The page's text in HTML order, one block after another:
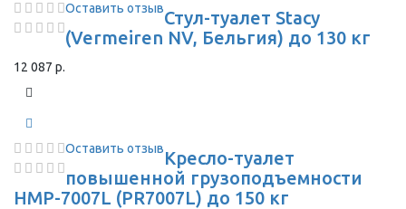
Оставить отзывСтул-туалет Stacy
(Vermeiren NV, Бельгия) до 130 кг
12 087 р.
Оставить отзывКресло-туалет
повышенной грузоподъемности
HMP-7007L (PR7007L) до 150 кг